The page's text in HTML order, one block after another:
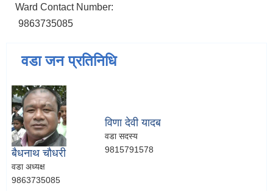
Ward Contact Number:
9863735085
वडा जन प्रतिनिधि
बैधनाथ चौधरी
वडा अध्यक्ष
9863735085
विणा देवी यादब
वडा सदस्य
9815791578